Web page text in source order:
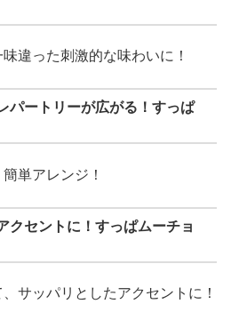
違った刺激的な味わいに！
パートリーが広がる！すっぱ
単アレンジ！
クセントに！すっぱムーチョ
サッパリとしたアクセントに！